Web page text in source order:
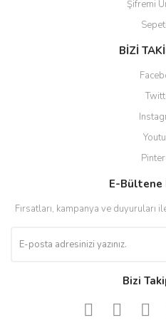
Şifremi
BİZİ
E-Bültene
Fırsatları, kampanya ve
Bizi